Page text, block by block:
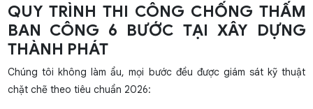
QUY TRÌNH THI CÔNG CHỐNG THẤM
BAN CÔNG 6 BƯỚC TẠI XÂY DỰNG
THÀNH PHÁT
Chúng tôi không làm ẩu, mọi bước đều được giám sát kỹ thuật
chặt chẽ theo tiêu chuẩn 2026: